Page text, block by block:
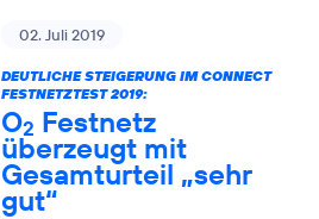
02. Juli 2019
DEUTLICHE STEIGERUNG IM CONNECT
FESTNETZTEST 2019:
O2 Festnetz
überzeugt mit
Gesamturteil „sehr
gut“